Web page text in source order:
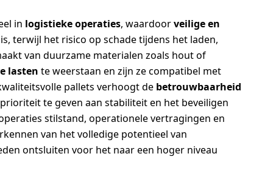
in logistieke operaties, waardoorveilige en
terwijl het risico op schade tijdens het laden,
van duurzame materialen zoals hout of
lasten te weerstaan en zijn ze compatibel met
pallets verhoogt de betrouwbaarheid
te geven aan stabiliteit en het beveiligen
stilstand, operationele vertragingen en
van het volledige potentieel van
ontsluiten voor het naar een hoger niveau